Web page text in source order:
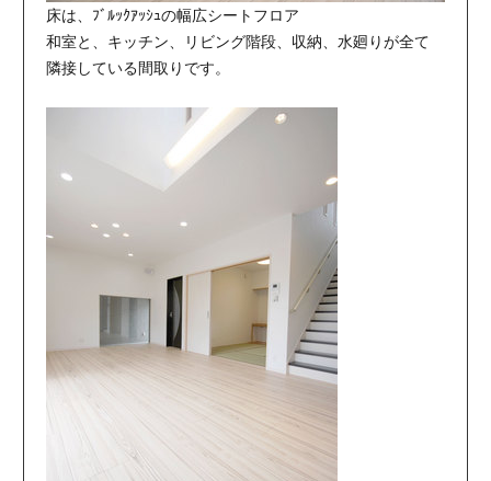
床は、ﾌﾞﾙｯｸｱｯｼｭの幅広シートフロア
和室と、キッチン、リビング階段、収納、水廻りが全て
隣接している間取りです。